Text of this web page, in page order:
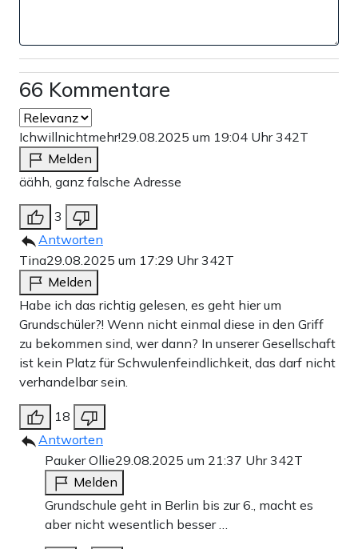
66 Kommentare
Ichwillnichtmehr!29.08.2025 um 19:04 Uhr342T
Melden
äähh, ganz falsche Adresse
3
Antworten
Tina29.08.2025 um 17:29 Uhr342T
Melden
Habe ich das richtig gelesen, es geht hier um
Grundschüler?! Wenn nicht einmal diese in den Griff
zu bekommen sind, wer dann? In unserer Gesellschaft
ist kein Platz für Schwulenfeindlichkeit, das darf nicht
verhandelbar sein.
18
Antworten
Pauker Ollie29.08.2025 um 21:37 Uhr342T
Melden
Grundschule geht in Berlin bis zur 6., macht es
aber nicht wesentlich besser …